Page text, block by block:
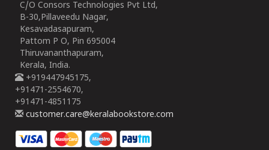
C/O Consors Technologies Pvt Ltd,
B-30,Pillaveedu Nagar,
Kesavadasapuram,
Pattom P O, Pin 695004
Thiruvananthapuram,
Kerala, India.
+919447945175,
+91471-2554670,
+91471-4851175
customer.care@keralabookstore.com